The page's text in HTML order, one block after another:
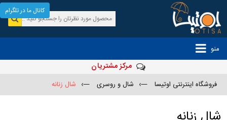
منو
مرکز مشتریان
فروشگاه اینترنتی اوتیسا —› شال و روسری —› شال زنانه
کانال ما در تلگرام